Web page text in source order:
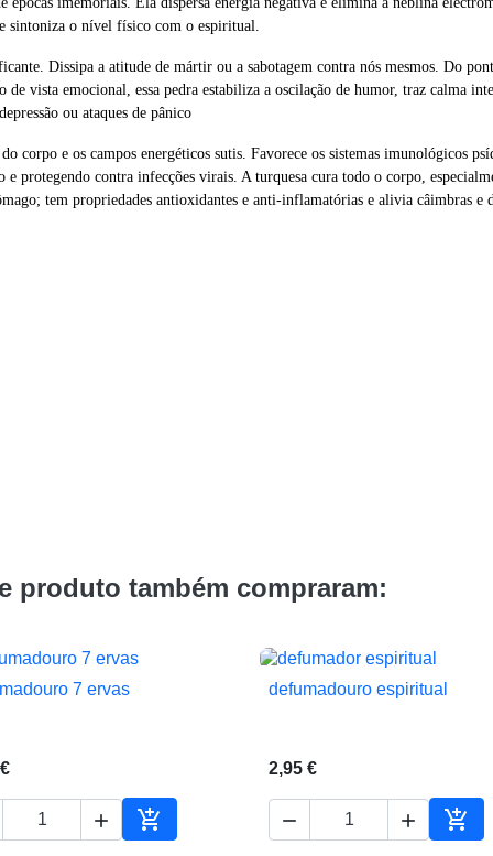
sintoniza o nível físico com o espiritual.
Dissipa a atitude de mártir ou a sabotagem contra nós mesmos. Do
de vista emocional, essa pedra estabiliza a oscilação de humor, traz calma
ou ataques de pânico
corpo e os campos energéticos sutis. Favorece os sistemas imunológicos
protegendo contra infecções virais. A turquesa cura todo o corpo,
tem propriedades antioxidantes e anti-inflamatórias e alivia câimbras e
produto também compraram:
 Vista rápida
7 ervas
 
Adicionar ao carrinho
 Vista rápida
defumadouro espiritual
2,95 €
  